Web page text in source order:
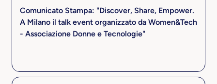
Comunicato Stampa: "Discover, Share, Empower.
A Milano il talk event organizzato da Women&Tech
- Associazione Donne e Tecnologie"